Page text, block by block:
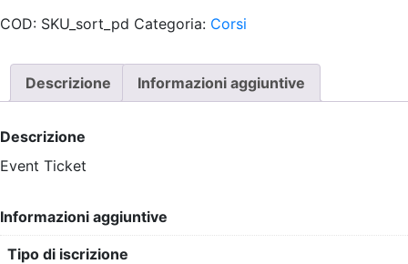
COD: SKU_sort_pd Categoria: Corsi
Descrizione Informazioni aggiuntive
Descrizione
Event Ticket
Informazioni aggiuntive
Tipo di iscrizione